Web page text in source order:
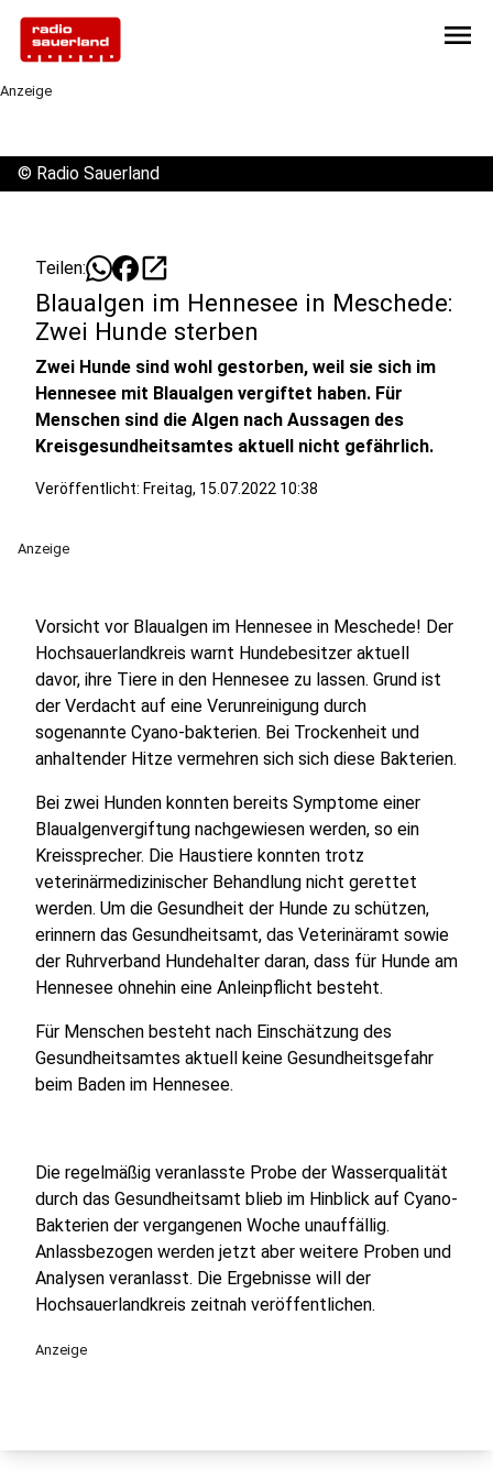
menu
Anzeige
© Radio Sauerland
Teilen: open_in_new
Blaualgen im Hennesee in Meschede:
Zwei Hunde sterben
Zwei Hunde sind wohl gestorben, weil sie sich im
Hennesee mit Blaualgen vergiftet haben. Für
Menschen sind die Algen nach Aussagen des
Kreisgesundheitsamtes aktuell nicht gefährlich.
Veröffentlicht: Freitag, 15.07.2022 10:38
Anzeige
Vorsicht vor Blaualgen im Hennesee in Meschede! Der
Hochsauerlandkreis warnt Hundebesitzer aktuell
davor, ihre Tiere in den Hennesee zu lassen. Grund ist
der Verdacht auf eine Verunreinigung durch
sogenannte Cyano-bakterien. Bei Trockenheit und
anhaltender Hitze vermehren sich sich diese Bakterien.
Bei zwei Hunden konnten bereits Symptome einer
Blaualgenvergiftung nachgewiesen werden, so ein
Kreissprecher. Die Haustiere konnten trotz
veterinärmedizinischer Behandlung nicht gerettet
werden. Um die Gesundheit der Hunde zu schützen,
erinnern das Gesundheitsamt, das Veterinäramt sowie
der Ruhrverband Hundehalter daran, dass für Hunde am
Hennesee ohnehin eine Anleinpflicht besteht.
Für Menschen besteht nach Einschätzung des
Gesundheitsamtes aktuell keine Gesundheitsgefahr
beim Baden im Hennesee.
Die regelmäßig veranlasste Probe der Wasserqualität
durch das Gesundheitsamt blieb im Hinblick auf Cyano-
Bakterien der vergangenen Woche unauffällig.
Anlassbezogen werden jetzt aber weitere Proben und
Analysen veranlasst. Die Ergebnisse will der
Hochsauerlandkreis zeitnah veröffentlichen.
Anzeige